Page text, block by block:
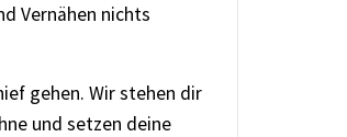
Vernähen nichts
gehen. Wir stehen dir
und setzen deine